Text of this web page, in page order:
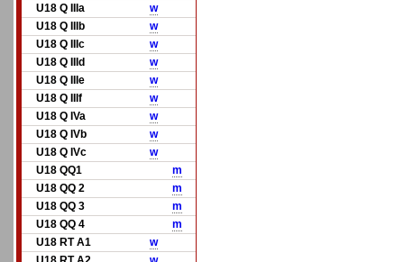
U18 Q IIIa
w
U18 Q IIIb
w
U18 Q IIIc
w
U18 Q IIId
w
U18 Q IIIe
w
U18 Q IIIf
w
U18 Q IVa
w
U18 Q IVb
w
U18 Q IVc
w
U18 QQ1
m
U18 QQ 2
m
U18 QQ 3
m
U18 QQ 4
m
U18 RT A1
w